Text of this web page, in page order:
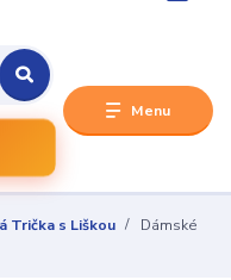
Menu
Trička s Liškou
Dámské